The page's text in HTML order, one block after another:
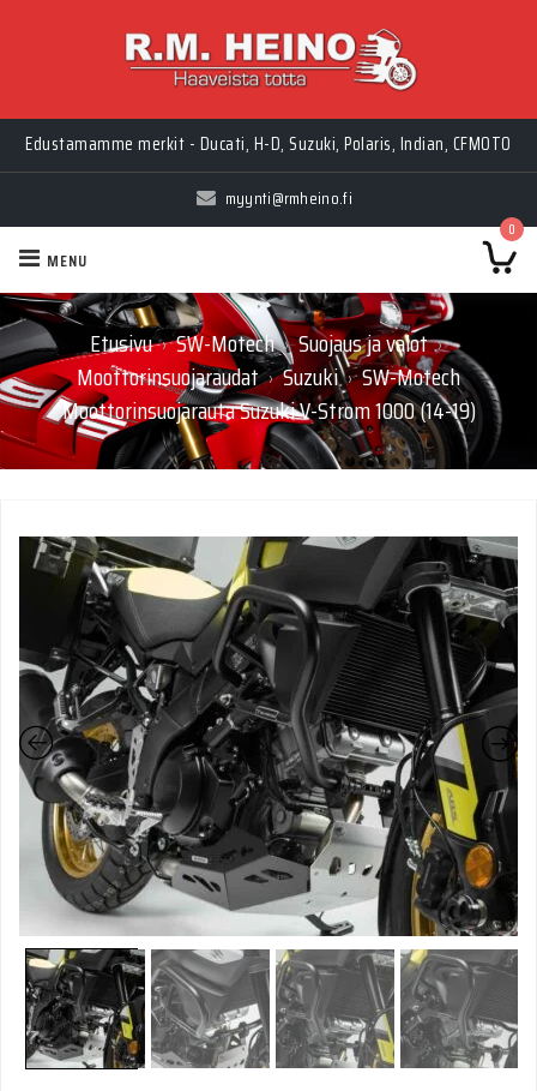
Edustamamme merkit - Ducati, H-D, Suzuki, Polaris, Indian, CFMOTO
myynti@rmheino.fi
0
MENU
Etusivu › SW-Motech › Suojaus ja valot ›
Moottorinsuojaraudat › Suzuki › SW-Motech
Moottorinsuojarauta Suzuki V-Strom 1000 (14-19)